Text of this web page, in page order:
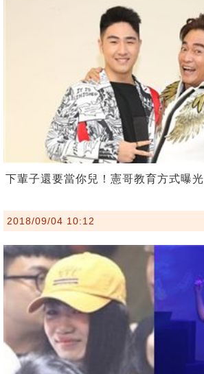
下輩子還要當你兒！憲哥教育方式曝光
2018/09/04 10:12